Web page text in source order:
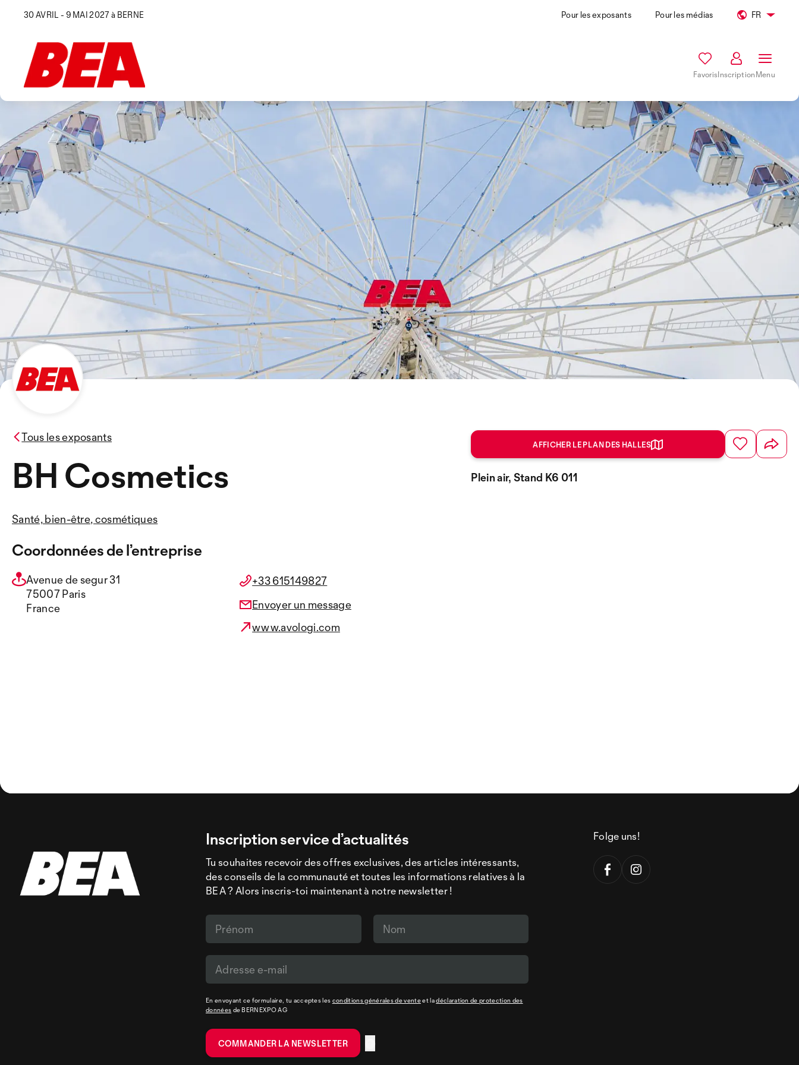
30 AVRIL - 9 MAI 2027 à BERNE Pour les exposants Pour les médias FR
FavorisInscriptionMenu
Tous les exposants
BH Cosmetics
Santé, bien-être, cosmétiques
AFFICHER LE PLAN DES HALLES
Plein air, Stand K6 011
Coordonnées de l’entreprise
Avenue de segur 31
75007 Paris
France
+33 615149827
Envoyer un message
www.avologi.com
Inscription service d’actualités
Tu souhaites recevoir des offres exclusives, des articles intéressants,
des conseils de la communauté et toutes les informations relatives à la
BEA ? Alors inscris-toi maintenant à notre newsletter !
En envoyant ce formulaire, tu acceptes les conditions générales de venteet ladéclaration de protection des
données de BERNEXPO AG
Folge uns!